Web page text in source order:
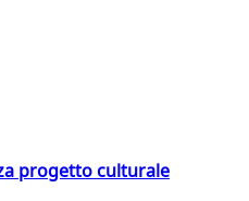
progetto culturale